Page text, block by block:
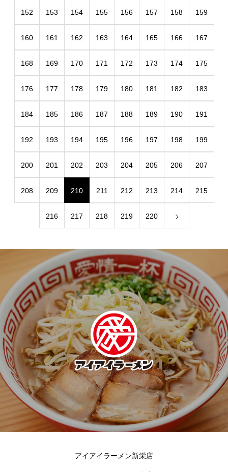
152 153 154 155 156 157 158 159
160 161 162 163 164 165 166 167
168 169 170 171 172 173 174 175
176 177 178 179 180 181 182 183
184 185 186 187 188 189 190 191
192 193 194 195 196 197 198 199
200 201 202 203 204 205 206 207
208 209 210 211 212 213 214 215
216 217 218 219 220
アイアイラーメン新栄店